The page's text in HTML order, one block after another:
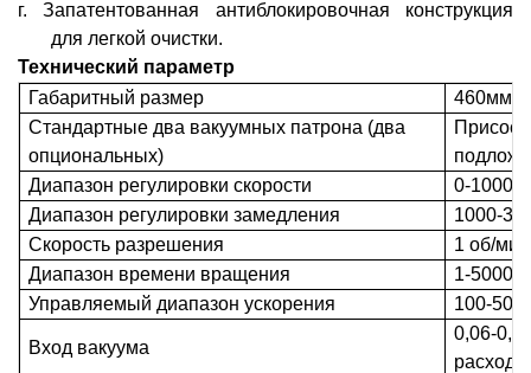
г.Запатентованная антиблокировочная конструкция
для легкой очистки.
Технический параметр
Габаритный размер
Стандартные два вакуумных патрона (два
опциональных)
Диапазон регулировки скорости
0-10000
Диапазон регулировки замедления
1000-
Скорость разрешения
1 об/мин
Диапазон времени вращения
1-5000с
Управляемый диапазон ускорения
100-
Вход вакуума
0,06-
расход